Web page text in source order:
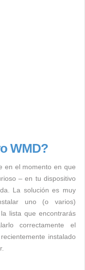
WMD?
en el momento en que
– en tu dispositivo
La solución es muy
uno (o varios)
lista que encontrarás
correctamente el
instalado